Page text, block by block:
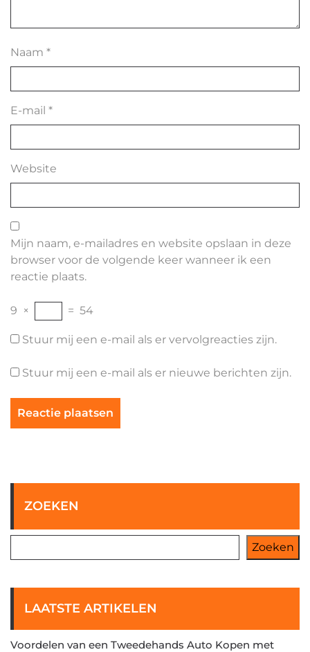
Naam *
E-mail *
Website
Mijn naam, e-mailadres en website opslaan in deze
browser voor de volgende keer wanneer ik een
reactie plaats.
9 × = 54
Stuur mij een e-mail als er vervolgreacties zijn.
Stuur mij een e-mail als er nieuwe berichten zijn.
ZOEKEN
Zoeken
LAATSTE ARTIKELEN
Voordelen van een Tweedehands Auto Kopen met